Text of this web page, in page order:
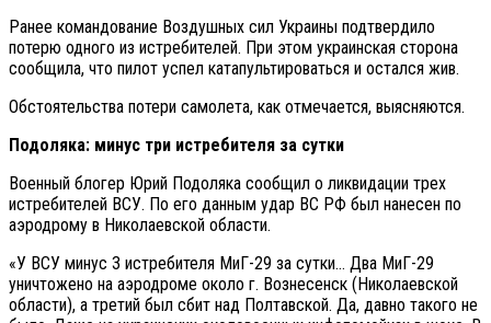
Ранее командование Воздушных сил Украины подтвердило
потерю одного из истребителей. При этом украинская сторона
сообщила, что пилот успел катапультироваться и остался жив.
Обстоятельства потери самолета, как отмечается, выясняются.
Подоляка: минус три истребителя за сутки
Военный блогер Юрий Подоляка сообщил о ликвидации трех
истребителей ВСУ. По его данным удар ВС РФ был нанесен по
аэродрому в Николаевской области.
«У ВСУ минус 3 истребителя МиГ-29 за сутки… Два МиГ-29
уничтожено на аэродроме около г. Вознесенск (Николаевской
области), а третий был сбит над Полтавской. Да, давно такого не